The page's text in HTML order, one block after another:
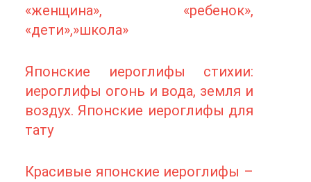
«женщина», «ребенок»,
«дети»,»школа»
Японские иероглифы стихии:
иероглифы огонь и вода, земля и
воздух. Японские иероглифы для
тату
Красивые японские иероглифы –